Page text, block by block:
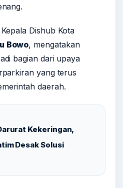
Dishub Kota
Bowo, mengatakan
bagian dari upaya
yang terus
daerah.
Kekeringan,
Desak Solusi